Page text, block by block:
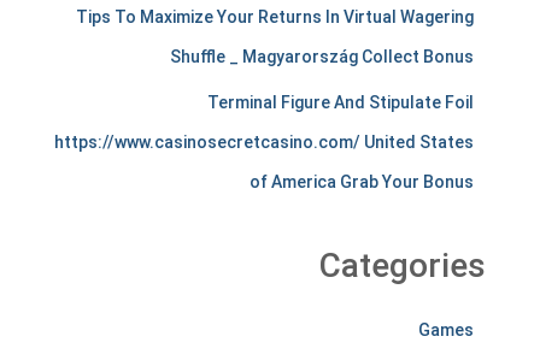
n
s
Tips To Maximize Your Returns In Virtual Wagering
Shuffle _ Magyarország Collect Bonus
Terminal Figure And Stipulate Foil
https://www.casinosecretcasino.com/ United States
of America Grab Your Bonus
Categories
Games